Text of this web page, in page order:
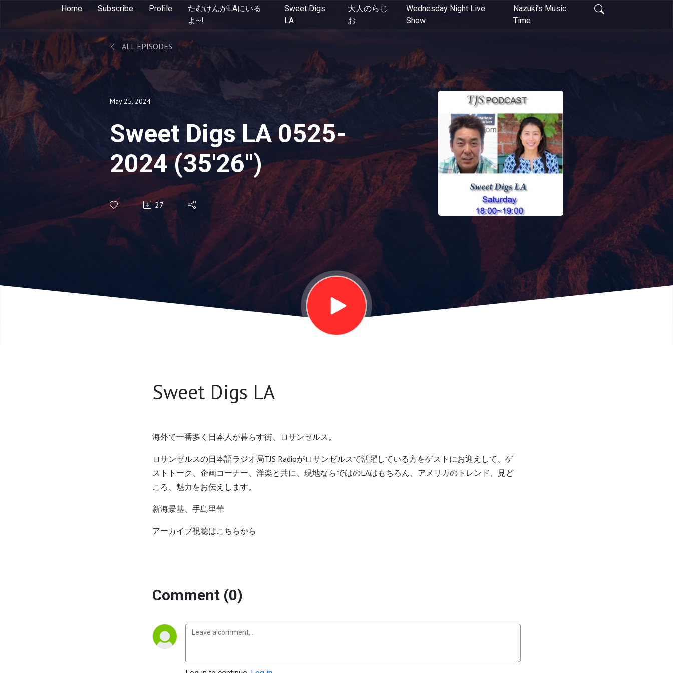
Home Subscribe Profile
たむけんがLAにいる
よ~!
Sweet Digs
LA
大人のらじ
お
Wednesday Night Live
Show
Nazuki’s Music
Time
ALL EPISODES
May 25, 2024
Sweet Digs LA 0525-
2024 (35'26")
27
Sweet Digs LA
海外で一番多く日本人が暮らす街、ロサンゼルス。
ロサンゼルスの日本語ラジオ局TJS Radioがロサンゼルスで活躍している方をゲストにお迎えして、ゲ
ストトーク、企画コーナー、洋楽と共に、現地ならではのLAはもちろん、アメリカのトレンド、見ど
ころ、魅力をお伝えします。
新海景基、手島里華
アーカイブ視聴はこちらから
Comment (0)